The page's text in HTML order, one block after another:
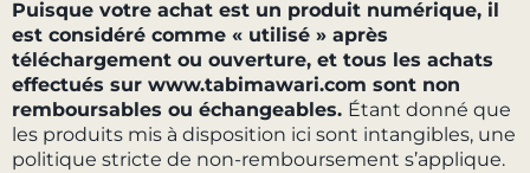
Puisque votre achat est un produit numérique, il
est considéré comme « utilisé » après
téléchargement ou ouverture, et tous les achats
effectués sur www.tabimawari.com sont non
remboursables ou échangeables. Étant donné que
les produits mis à disposition ici sont intangibles, une
politique stricte de non-remboursement s’applique.